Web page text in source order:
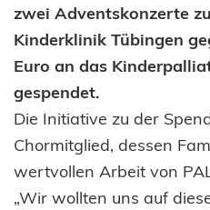
zwei Adventskonzerte
Kinderklinik Tübingen
Euro an das
gespendet.
Die Initiative zu der
Chormitglied, dessen
wertvollen Arbeit von
„Wir wollten uns auf